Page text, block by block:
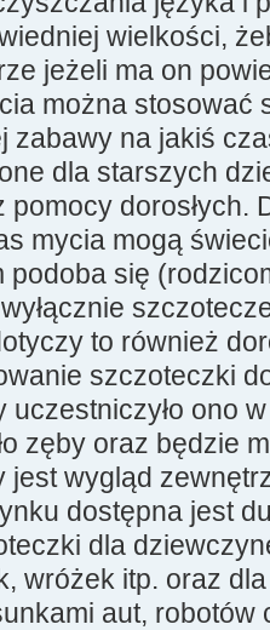
wielkości,
jeżeli ma on
można
zabawy na jakiś
dla starszych
pomocy dorosłych.
mycia mogą
podoba się
to również
szczoteczki
uczestniczyło ono
zęby oraz będzie
jest wygląd
dostępna jest
dla
wróżek itp. oraz dla
aut, robotów